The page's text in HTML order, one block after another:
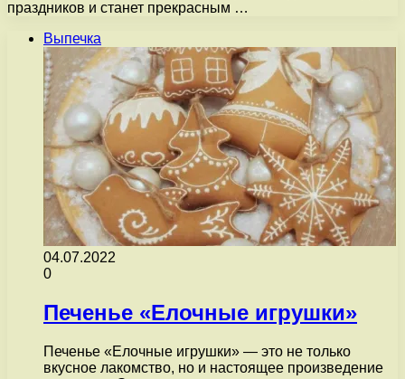
праздников и станет прекрасным …
Выпечка
04.07.2022
0
Печенье «Елочные игрушки»
Печенье «Елочные игрушки» — это не только
вкусное лакомство, но и настоящее произведение